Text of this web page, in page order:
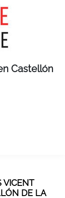
Castellón
VICENT
DE LA